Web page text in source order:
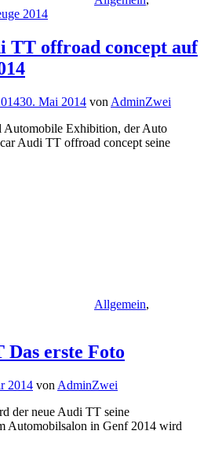
2014
TT offroad concept auf
30. Mai 2014 von AdminZwei
Exhibition, der Auto
Audi TT offroad concept seine
Allgemein,
erste Foto
2014 von AdminZwei
der neue Audi TT seine
Automobilsalon in Genf 2014 wird